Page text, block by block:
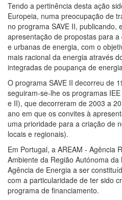
Tendo a pertinência desta ação
Europeia, numa preocupação de
no programa SAVE II, publicando,
apresentação de propostas para
e urbanas de energia, com o
mais racional da energia através
integradas de poupança de
O programa SAVE II decorreu de
seguiram-se-lhe os programas
e II), que decorreram de 2003 a
ano em que os convites à
uma prioridade para a criação de
locais e regionais).
Em Portugal, a AREAM - Agência
Ambiente da Região Autónoma
Agência de Energia a ser
com a particularidade de ter sido
programa de financiamento.